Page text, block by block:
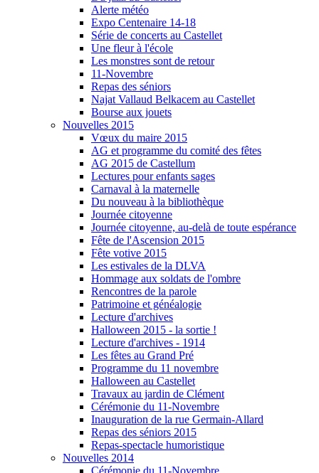
Alerte météo
Expo Centenaire 14-18
Série de concerts au Castellet
Une fleur à l'école
Les monstres sont de retour
11-Novembre
Repas des séniors
Najat Vallaud Belkacem au Castellet
Bourse aux jouets
Nouvelles 2015
Vœux du maire 2015
AG et programme du comité des fêtes
AG 2015 de Castellum
Lectures pour enfants sages
Carnaval à la maternelle
Du nouveau à la bibliothèque
Journée citoyenne
Journée citoyenne, au-delà de toute espérance
Fête de l'Ascension 2015
Fête votive 2015
Les estivales de la DLVA
Hommage aux soldats de l'ombre
Rencontres de la parole
Patrimoine et généalogie
Lecture d'archives
Halloween 2015 - la sortie !
Lecture d'archives - 1914
Les fêtes au Grand Pré
Programme du 11 novembre
Halloween au Castellet
Travaux au jardin de Clément
Cérémonie du 11-Novembre
Inauguration de la rue Germain-Allard
Repas des séniors 2015
Repas-spectacle humoristique
Nouvelles 2014
Cérémonie du 11-Novembre